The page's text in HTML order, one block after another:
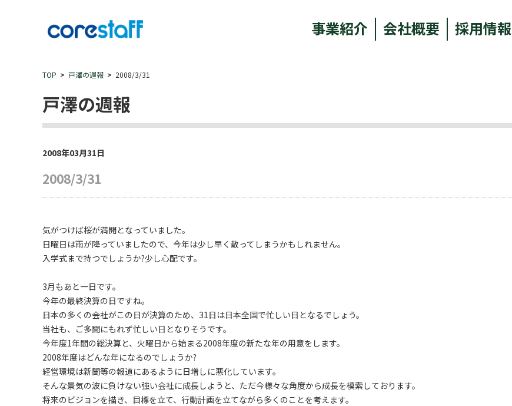
事業紹介 会社概要 採用情報
TOP 戸澤の週報 2008/3/31
戸澤の週報
2008年03月31日
2008/3/31
気がつけば桜が満開となっていました。
日曜日は雨が降っていましたので、今年は少し早く散ってしまうかもしれません。
入学式まで持つでしょうか?少し心配です。
3月もあと一日です。
今年の最終決算の日ですね。
日本の多くの会社がこの日が決算のため、31日は日本全国で忙しい日となるでしょう。
当社も、ご多聞にもれず忙しい日となりそうです。
今年度1年間の総決算と、火曜日から始まる2008年度の新たな年の用意をします。
2008年度はどんな年になるのでしょうか?
経営環境は新聞等の報道にあるように日増しに悪化しています。
そんな景気の波に負けない強い会社に成長しようと、ただ今様々な角度から成長を模索しております。
将来のビジョンを描き、目標を立て、行動計画を立てながら多くのことを考えます。